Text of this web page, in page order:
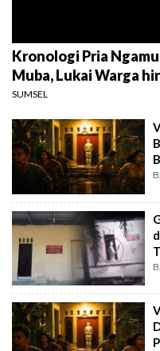
Kronologi Pria
Muba, Lukai Warga
SUMSEL